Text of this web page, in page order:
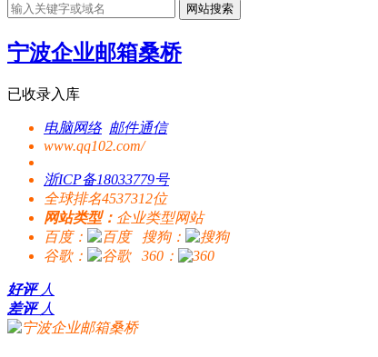
网站搜索
宁波企业邮箱桑桥
已收录入库
电脑网络 邮件通信
www.qq102.com/
浙ICP备18033779号
全球排名4537312位
网站类型： 企业类型网站
百度：
搜狗：
谷歌：
360：
好评 人
差评 人